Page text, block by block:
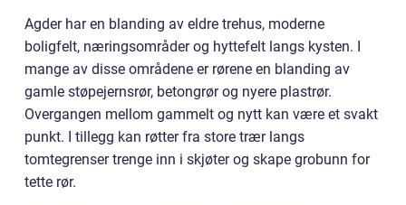
Agder har en blanding av eldre trehus, moderne
boligfelt, næringsområder og hyttefelt langs kysten. I
mange av disse områdene er rørene en blanding av
gamle støpejernsrør, betongrør og nyere plastrør.
Overgangen mellom gammelt og nytt kan være et svakt
punkt. I tillegg kan røtter fra store trær langs
tomtegrenser trenge inn i skjøter og skape grobunn for
tette rør.